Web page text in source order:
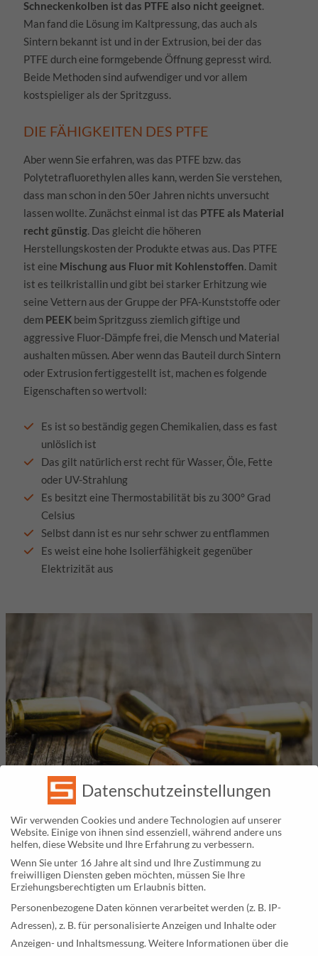
Schneckenkolben ist das PTFE also nicht geeignet.
Man fand die Lösung im Kaltpressung, das auch als
Sintern bekannt ist und in der Extrusion, bei der das
PTFE durch eine formgebende Öffnung gepresst wird.
Beide Methoden sind aufwendiger und vor allem
kostspieliger als der Spritzguss.
DIE FÄHIGKEITEN DES PTFE
Aber wenn Sie erfahren, was das PTFE bzw. das
Polytetrafluorethylen alles kann, werden Sie verstehen,
dass man schon in den 50er Jahren nichts unversucht
lassen wollte. Zunächst einmal ist das PTFE als Material
recht günstig. Das gleicht die höheren
Herstellungskosten der Produkte etwas aus. Das PTFE
ist eine Mischung aus Fluor mit Kohlenstoffen. Damit
ist es teilkristallin und gibt bei starker Erhitzung wie
seine Vettern aus der Gruppe der PFA-Kunststoffe oder
dem PEEK beim Spritzguss ziemlich giftige und
aggressive Fluor-Dämpfe frei, die Mensch und Material
aushalten müssen. Aber wenn das Bauteil durch Sintern
oder Extrusion fertiggestellt ist, machen es folgende
Eigenschaften so wertvoll:
Es ist so beständig gegen Chemikalien, dass es fast
unlöslich ist
Das gilt natürlich erst recht für Wasser, Öle, Fette
oder UV-Strahlung
Es besitzt eine Thermostabilität bis zu 300° Grad
Celsius
Selbst dann ist es nur sehr schwer zu entflammen
Es weist eine hohe Isolierfähigkeit gegenüber
Elektrizität aus
ES GIBT AUCH PROBLEME
Allerdings besitzenKunststoffe wie das PTFE (und
auch das PFA)nur eine geringe Festigkeit und Härte
Datenschutzeinstellungen
Wir verwenden Cookies und andere Technologien auf unserer
Website. Einige von ihnen sind essenziell, während andere uns
helfen, diese Website und Ihre Erfahrung zu verbessern.
Wenn Sie unter 16 Jahre alt sind und Ihre Zustimmung zu
freiwilligen Diensten geben möchten, müssen Sie Ihre
Erziehungsberechtigten um Erlaubnis bitten.
Personenbezogene Daten können verarbeitet werden (z. B. IP-
Adressen), z. B. für personalisierte Anzeigen und Inhalte oder
Anzeigen- und Inhaltsmessung.Weitere Informationen über die